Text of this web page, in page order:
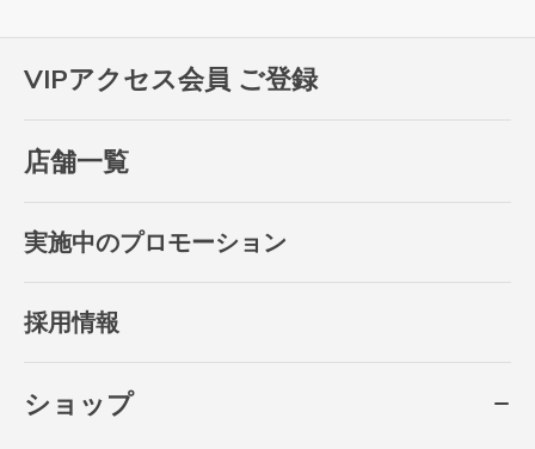
VIPアクセス会員 ご登録
店舗一覧
実施中のプロモーション
採用情報
ショップ